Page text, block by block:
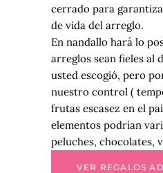
cerrado para
de vida del arreglo.
En nandallo hará lo
arreglos sean fieles al
usted escogió, pero
nuestro control (
frutas escasez en el
elementos podrían
peluches, chocolates,